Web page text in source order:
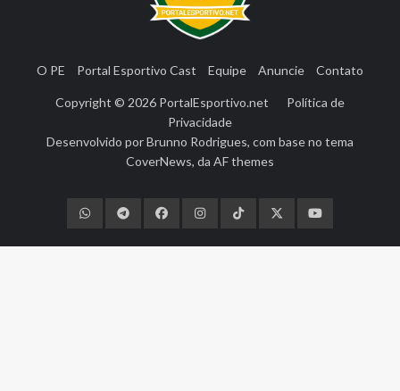
O PE Portal Esportivo Cast Equipe Anuncie Contato
Copyright © 2026 PortalEsportivo.net
Política de
Privacidade
Desenvolvido porBrunno Rodrigues, com base no tema
CoverNews, da AF themes